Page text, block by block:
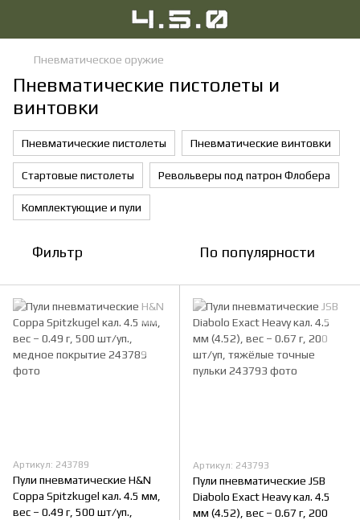
Пневматическое оружие
Пневматические пистолеты и
винтовки
Пневматические пистолеты Пневматические винтовки
Стартовые пистолеты Револьверы под патрон Флобера
Комплектующие и пули
Фильтр По популярности
Артикул: 243789
Пули пневматические H&N
Coppa Spitzkugel кал. 4.5 мм,
вес – 0.49 г, 500 шт/уп.,
Артикул: 243793
Пули пневматические JSB
Diabolo Exact Heavy кал. 4.5
мм (4.52), вес – 0.67 г, 200